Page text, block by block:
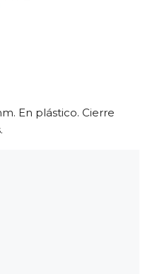
En plástico. Cierre